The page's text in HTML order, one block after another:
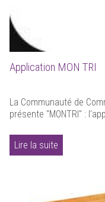
Application MON TRI
La Communauté de
présente "MONTRI" :
Lire la suite